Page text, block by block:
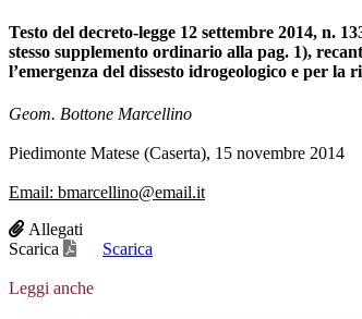
Testo del decreto-legge 12 settembre 2014, n.
stesso supplemento ordinario alla pag. 1),
l’emergenza del dissesto idrogeologico e per
Geom. Bottone Marcellino
Piedimonte Matese (Caserta), 15 novembre 2014
Email: bmarcellino@email.it
Allegati
Scarica
Scarica
Leggi anche